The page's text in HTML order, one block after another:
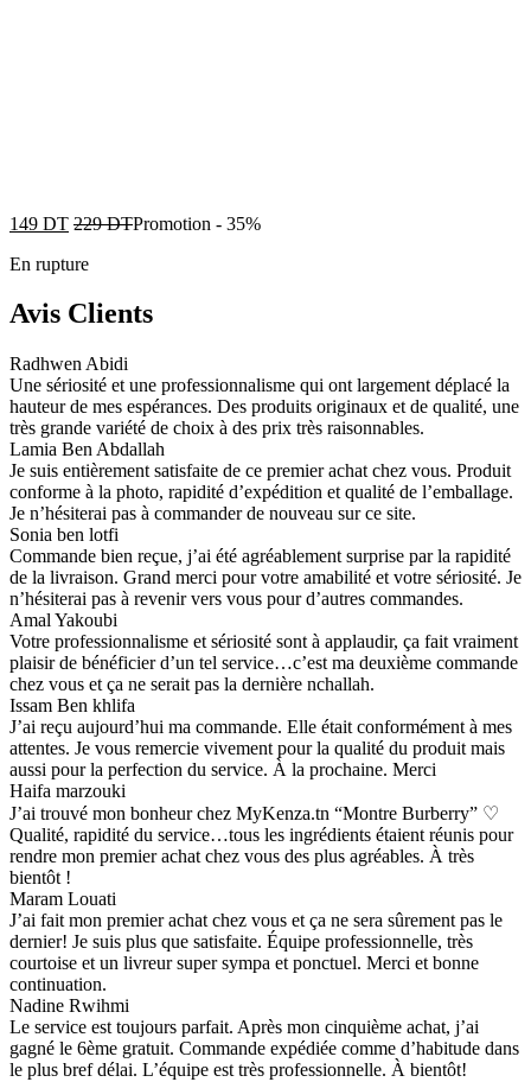
149 DT 229DTPromotion - 35%
En rupture
Avis Clients
Radhwen Abidi
Une sériosité et une professionnalisme qui ont largement déplacé la
hauteur de mes espérances. Des produits originaux et de qualité, une
très grande variété de choix à des prix très raisonnables.
Lamia Ben Abdallah
Je suis entièrement satisfaite de ce premier achat chez vous. Produit
conforme à la photo, rapidité d’expédition et qualité de l’emballage.
Je n’hésiterai pas à commander de nouveau sur ce site.
Sonia ben lotfi
Commande bien reçue, j’ai été agréablement surprise par la rapidité
de la livraison. Grand merci pour votre amabilité et votre sériosité. Je
n’hésiterai pas à revenir vers vous pour d’autres commandes.
Amal Yakoubi
Votre professionnalisme et sériosité sont à applaudir, ça fait vraiment
plaisir de bénéficier d’un tel service…c’est ma deuxième commande
chez vous et ça ne serait pas la dernière nchallah.
Issam Ben khlifa
J’ai reçu aujourd’hui ma commande. Elle était conformément à mes
attentes. Je vous remercie vivement pour la qualité du produit mais
aussi pour la perfection du service. À la prochaine. Merci
Haifa marzouki
J’ai trouvé mon bonheur chez MyKenza.tn “Montre Burberry” ♡
Qualité, rapidité du service…tous les ingrédients étaient réunis pour
rendre mon premier achat chez vous des plus agréables. À très
bientôt !
Maram Louati
J’ai fait mon premier achat chez vous et ça ne sera sûrement pas le
dernier! Je suis plus que satisfaite. Équipe professionnelle, très
courtoise et un livreur super sympa et ponctuel. Merci et bonne
continuation.
Nadine Rwihmi
Le service est toujours parfait. Après mon cinquième achat, j’ai
gagné le 6ème gratuit. Commande expédiée comme d’habitude dans
le plus bref délai. L’équipe est très professionnelle. À bientôt!